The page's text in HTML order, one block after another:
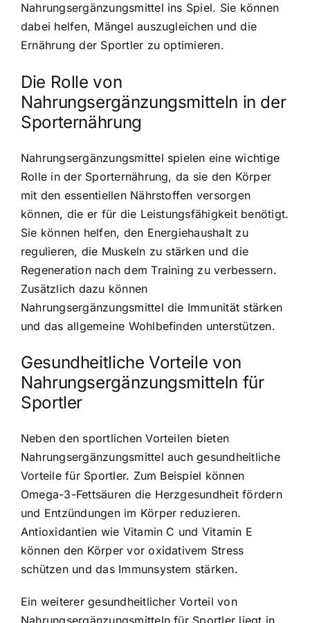
Nahrungsergänzungsmittel ins Spiel. Sie können
dabei helfen, Mängel auszugleichen und die
Ernährung der Sportler zu optimieren.
Die Rolle von
Nahrungsergänzungsmitteln in der
Sporternährung
Nahrungsergänzungsmittel spielen eine wichtige
Rolle in der Sporternährung, da sie den Körper
mit den essentiellen Nährstoffen versorgen
können, die er für die Leistungsfähigkeit benötigt.
Sie können helfen, den Energiehaushalt zu
regulieren, die Muskeln zu stärken und die
Regeneration nach dem Training zu verbessern.
Zusätzlich dazu können
Nahrungsergänzungsmittel die Immunität stärken
und das allgemeine Wohlbefinden unterstützen.
Gesundheitliche Vorteile von
Nahrungsergänzungsmitteln für
Sportler
Neben den sportlichen Vorteilen bieten
Nahrungsergänzungsmittel auch gesundheitliche
Vorteile für Sportler. Zum Beispiel können
Omega-3-Fettsäuren die Herzgesundheit fördern
und Entzündungen im Körper reduzieren.
Antioxidantien wie Vitamin C und Vitamin E
können den Körper vor oxidativem Stress
schützen und das Immunsystem stärken.
Ein weiterer gesundheitlicher Vorteil von